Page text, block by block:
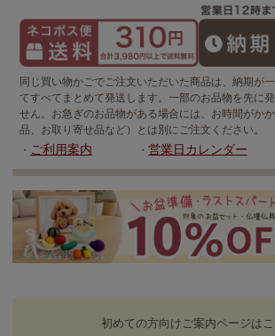
同じ買い物かごでご注文いただいた商品は、納期が
てすべてまとめて発送します。一部のお品物を先に
せん。お急ぎのお品物がある場合には、お時間がか
品、お取り寄せ品など）とは別にご注文ください。
・ ご利用案内 ・ 営業日カレンダー
初めての方向けご案内ページはこ